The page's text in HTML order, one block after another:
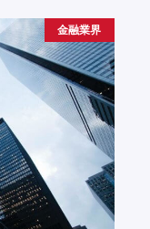
金融業界